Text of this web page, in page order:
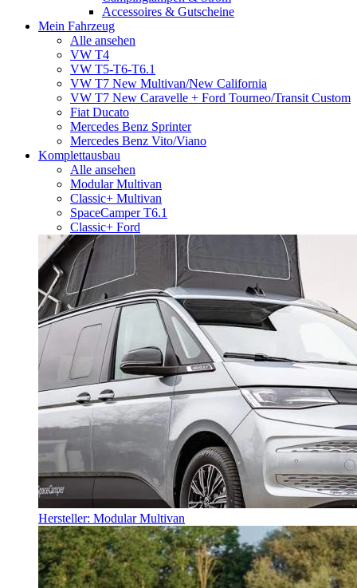
Accessoires & Gutscheine
Mein Fahrzeug
Alle ansehen
VW T4
VW T5-T6-T6.1
VW T7 New Multivan/New California
VW T7 New Caravelle + Ford Tourneo/Transit Custom
Fiat Ducato
Mercedes Benz Sprinter
Mercedes Benz Vito/Viano
Komplettausbau
Alle ansehen
Modular Multivan
Classic+ Multivan
SpaceCamper T6.1
Classic+ Ford
Hersteller: Modular Multivan